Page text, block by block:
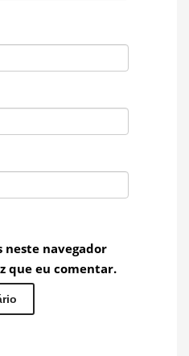
neste navegador
que eu comentar.